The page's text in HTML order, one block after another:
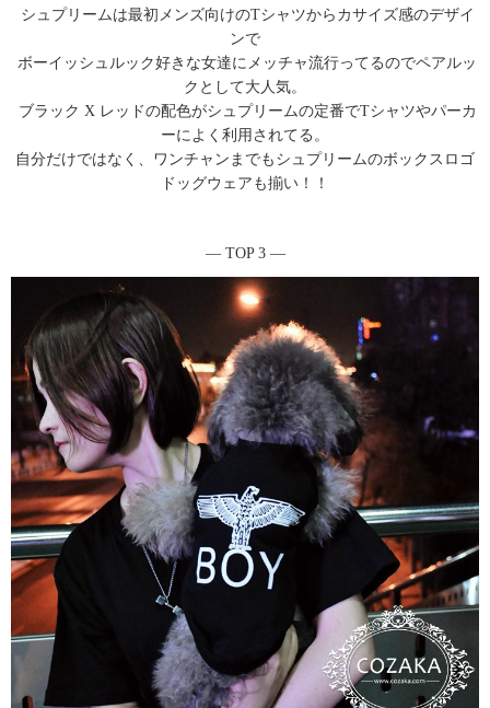
シュプリームは最初メンズ向けのTシャツからカサイズ感のデザイ
ンで
ボーイッシュルック好きな女達にメッチャ流行ってるのでペアルッ
クとして大人気。
ブラック X レッドの配色がシュプリームの定番でTシャツやパーカ
ーによく利用されてる。
自分だけではなく、ワンチャンまでもシュプリームのボックスロゴ
ドッグウェアも揃い！！
― TOP 3 ―